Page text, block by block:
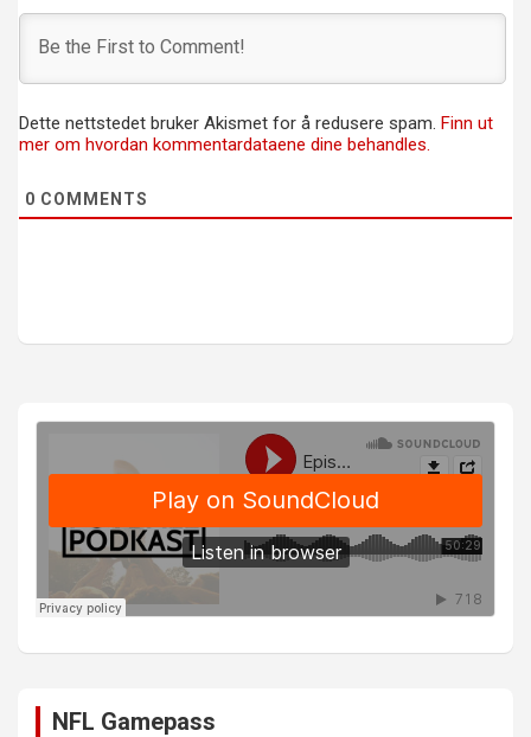
Dette nettstedet bruker Akismet for å redusere spam. Finn ut
mer om hvordan kommentardataene dine behandles.
0 COMMENTS
NFL Gamepass